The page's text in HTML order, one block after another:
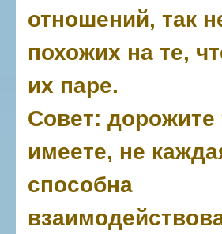
отношений, так
похожих на те,
их паре.
Совет: дорожите
имеете, не
способна